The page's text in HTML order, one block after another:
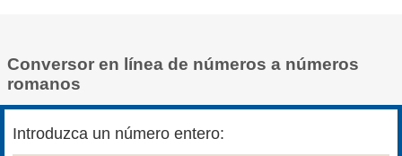
Conversor en línea de números a números
romanos
Introduzca un número entero: